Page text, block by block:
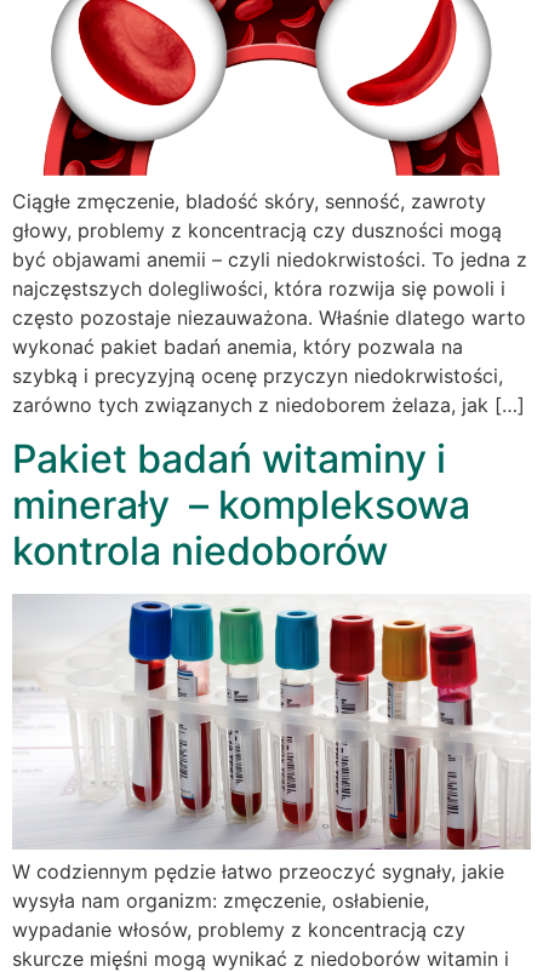
Ciągłe zmęczenie, bladość skóry, senność, zawroty
głowy, problemy z koncentracją czy duszności mogą
być objawami anemii – czyli niedokrwistości. To jedna z
najczęstszych dolegliwości, która rozwija się powoli i
często pozostaje niezauważona. Właśnie dlatego warto
wykonać pakiet badań anemia, który pozwala na
szybką i precyzyjną ocenę przyczyn niedokrwistości,
zarówno tych związanych z niedoborem żelaza, jak […]
Pakiet badań witaminy i
minerały – kompleksowa
kontrola niedoborów
W codziennym pędzie łatwo przeoczyć sygnały, jakie
wysyła nam organizm: zmęczenie, osłabienie,
wypadanie włosów, problemy z koncentracją czy
skurcze mięśni mogą wynikać z niedoborów witamin i